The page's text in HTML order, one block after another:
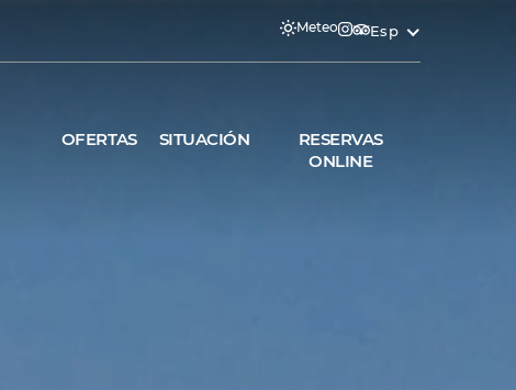
Meteo Esp
OFERTAS SITUACIÓN
RESERVAS
ONLINE